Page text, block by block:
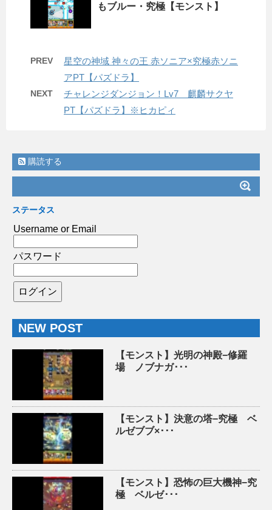
もブルー・究極【モンスト】
PREV
星空の神域 神々の王 赤ソニア×究極赤ソニ
アPT【パズドラ】
NEXT
チャレンジダンジョン！Lv7 麒麟サクヤ
PT【パズドラ】※ヒカピィ
購読する
ステータス
Username or Email
パスワード
NEW POST
【モンスト】光明の神殿−修羅
場 ノブナガ･･･
【モンスト】決意の塔−究極 ベ
ルゼブブ×･･･
【モンスト】恐怖の巨大機神−究
極 ベルゼ･･･